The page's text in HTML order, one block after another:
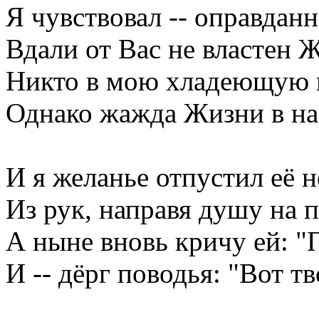
Я чувствовал --
Вдали от Вас не властен
Никто в мою хладеющую
Однако жажда Жизни в
И я желанье отпустил её
Из рук, направя душу на
А ныне вновь кричу ей:
И -- дёрг поводья: "Вот